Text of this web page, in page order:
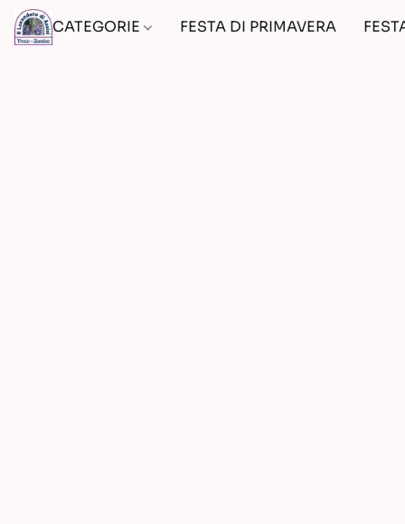
CATEGORIE FESTA DI PRIMAVERA